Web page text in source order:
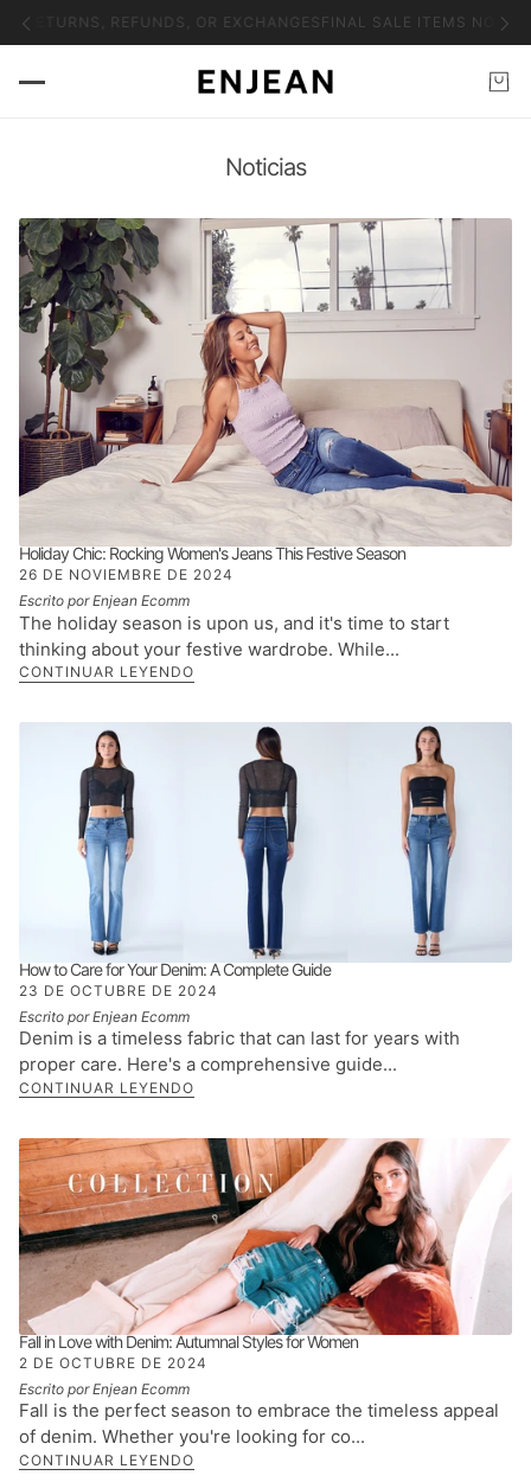
REFUNDS, OR EXCHANGES FINAL SALE ITEMS NO
Noticias
Holiday Chic: Rocking Women's Jeans This Festive Season
26 DE NOVIEMBRE DE 2024
Escrito por Enjean Ecomm
The holiday season is upon us, and it's time to start
thinking about your festive wardrobe. While...
CONTINUAR LEYENDO
How to Care for Your Denim: A Complete Guide
23 DE OCTUBRE DE 2024
Escrito por Enjean Ecomm
Denim is a timeless fabric that can last for years with
proper care. Here's a comprehensive guide...
CONTINUAR LEYENDO
Fall in Love with Denim: Autumnal Styles for Women
2 DE OCTUBRE DE 2024
Escrito por Enjean Ecomm
Fall is the perfect season to embrace the timeless appeal
of denim. Whether you're looking for co...
CONTINUAR LEYENDO